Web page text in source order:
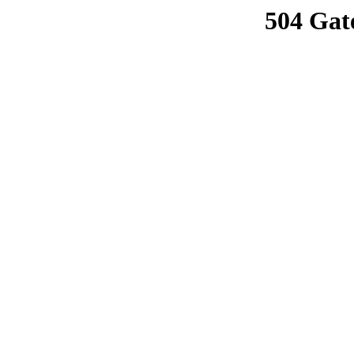
504